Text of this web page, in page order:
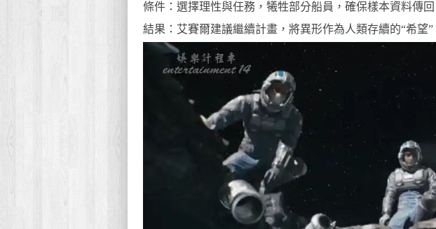
條件：選擇理性與任務，犧牲部分船員，確保樣本資料傳回
結果：艾賽爾建議繼續計畫，將異形作為人類存續的“希望”